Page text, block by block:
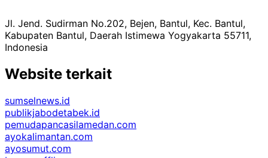
Jl. Jend. Sudirman No.202, Bejen, Bantul, Kec. Bantul,
Kabupaten Bantul, Daerah Istimewa Yogyakarta 55711,
Indonesia
Website terkait
sumselnews.id
publikjabodetabek.id
pemudapancasilamedan.com
ayokalimantan.com
ayosumut.com